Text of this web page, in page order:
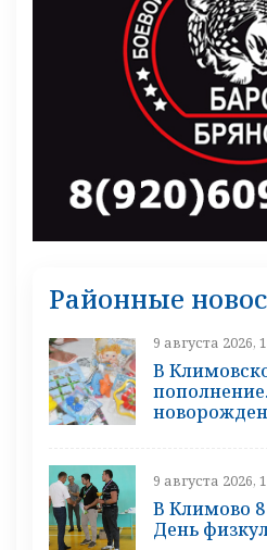
Районные
9 августа 2026,
В
9 августа 2026,
В Климово
День